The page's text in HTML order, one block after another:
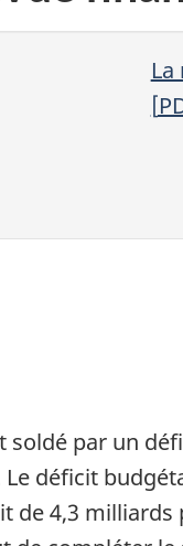
[
soldé par un
déficit
de 4,3 milliards